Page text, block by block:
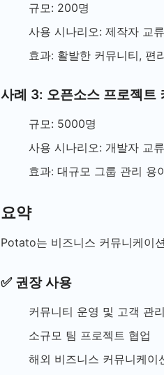
규모: 200명
사용 시나리오: 제작자 교
효과: 활발한 커뮤니티, 편
사례 3: 오픈소스 프로젝트
규모: 5000명
사용 시나리오: 개발자 교
효과: 대규모 그룹 관리 용
요약
Potato는 비즈니스 커뮤니케이
✅ 권장 사용
커뮤니티 운영 및 고객 관리
소규모 팀 프로젝트 협업
해외 비즈니스 커뮤니케이